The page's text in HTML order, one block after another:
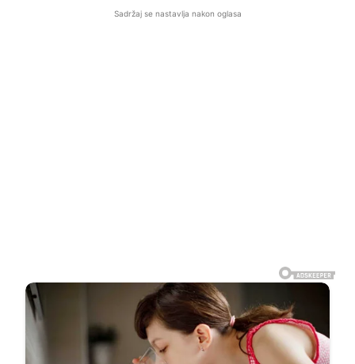
Sadržaj se nastavlja nakon oglasa